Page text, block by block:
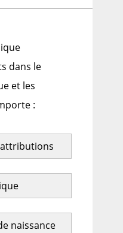
dans le
et les
:
attributions
naissance